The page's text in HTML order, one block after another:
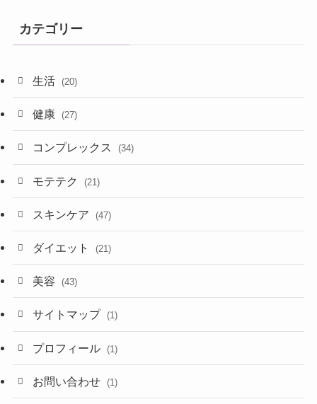
カテゴリー
生活 (20)
健康 (27)
コンプレックス (34)
モテテク (21)
スキンケア (47)
ダイエット (21)
美容 (43)
サイトマップ (1)
プロフィール (1)
お問い合わせ (1)